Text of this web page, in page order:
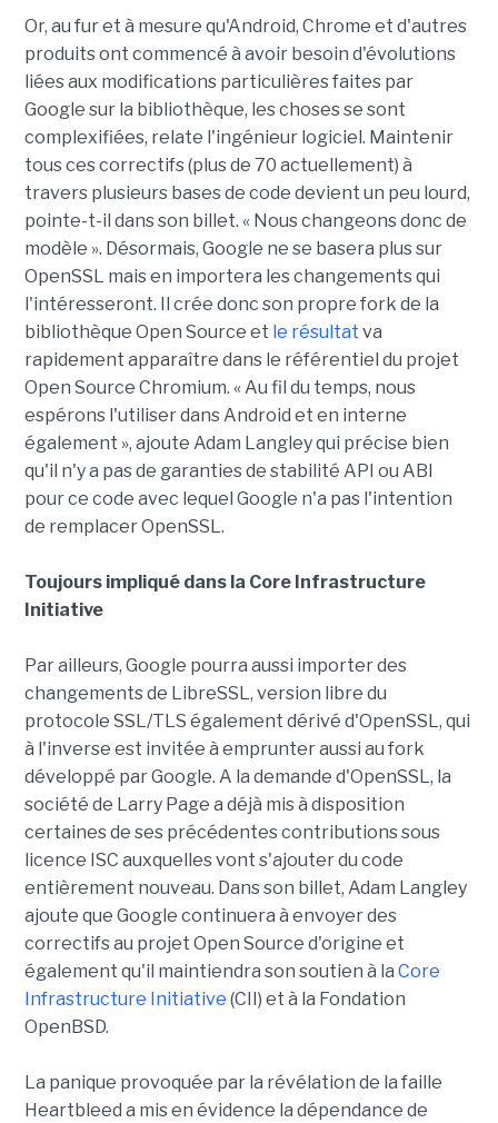
Or, au fur et à mesure qu'Android, Chrome et d'autres
produits ont commencé à avoir besoin d'évolutions
liées aux modifications particulières faites par
Google sur la bibliothèque, les choses se sont
complexifiées, relate l'ingénieur logiciel. Maintenir
tous ces correctifs (plus de 70 actuellement) à
travers plusieurs bases de code devient un peu lourd,
pointe-t-il dans son billet. « Nous changeons donc de
modèle ». Désormais, Google ne se basera plus sur
OpenSSL mais en importera les changements qui
l'intéresseront. Il crée donc son propre fork de la
bibliothèque Open Source et le résultat va
rapidement apparaître dans le référentiel du projet
Open Source Chromium. « Au fil du temps, nous
espérons l'utiliser dans Android et en interne
également », ajoute Adam Langley qui précise bien
qu'il n'y a pas de garanties de stabilité API ou ABI
pour ce code avec lequel Google n'a pas l'intention
de remplacer OpenSSL.
Toujours impliqué dans la Core Infrastructure
Initiative
Par ailleurs, Google pourra aussi importer des
changements de LibreSSL, version libre du
protocole SSL/TLS également dérivé d'OpenSSL, qui
à l'inverse est invitée à emprunter aussi au fork
développé par Google. A la demande d'OpenSSL, la
société de Larry Page a déjà mis à disposition
certaines de ses précédentes contributions sous
licence ISC auxquelles vont s'ajouter du code
entièrement nouveau. Dans son billet, Adam Langley
ajoute que Google continuera à envoyer des
correctifs au projet Open Source d'origine et
également qu'il maintiendra son soutien à la Core
Infrastructure Initiative (CII) et à la Fondation
OpenBSD.
La panique provoquée par la révélation de la faille
Heartbleed a mis en évidence la dépendance de